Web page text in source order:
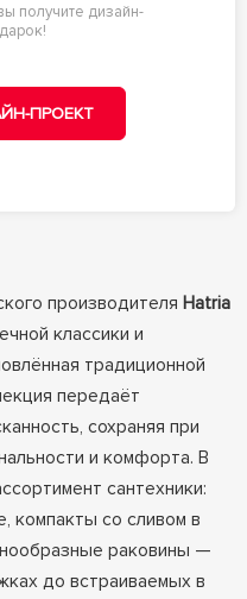
получите дизайн-
ПРОЕКТ
производителя Hatria
классики и
традиционной
передаёт
сохраняя при
и комфорта. В
сантехники:
компакты со сливом в
раковины —
до встраиваемых в